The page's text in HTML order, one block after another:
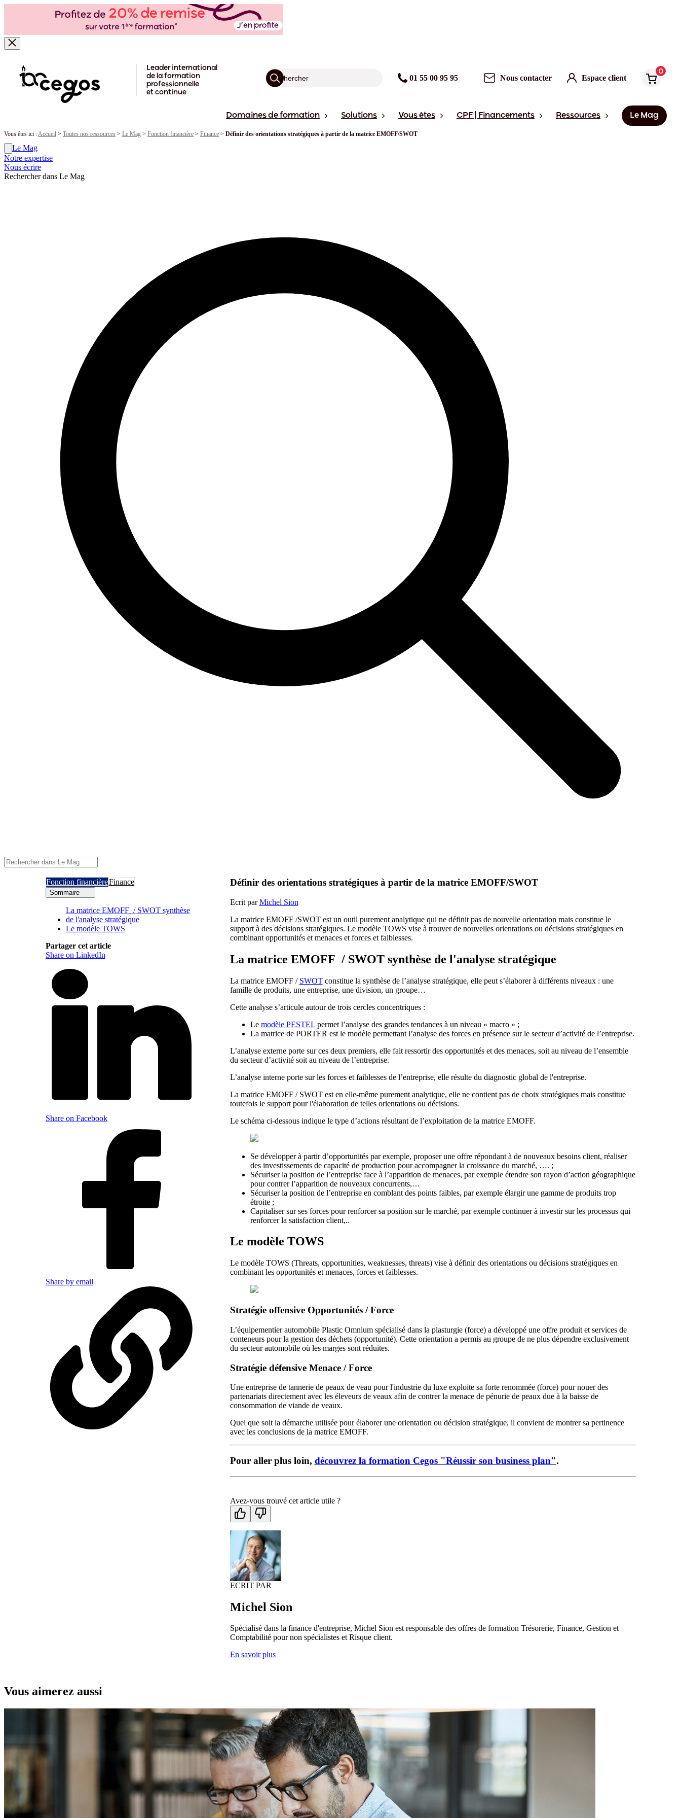
Leader international
de la formation
professionnelle
et continue
01 55 00 95 95 Nous contacter Espace client
0
Domaines de formation Solutions Vous êtes CPF | Financements Ressources Le Mag
Vous êtes ici :Accueil > Toutes nos ressources > Le Mag > Fonction financière > Finance > Définir des orientations stratégiques à partir de la matrice EMOFF/SWOT
Le Mag
Notre expertise
Nous écrire
Rechercher dans Le Mag
Fonction financièreFinance
Sommaire
La matrice EMOFF / SWOT synthèse
de l'analyse stratégique
Le modèle TOWS
Partager cet article
Share on LinkedIn
Share on Facebook
Share by email
Définir des orientations stratégiques à partir de la matrice EMOFF/SWOT
Ecrit parMichel Sion
La matrice EMOFF /SWOT est un outil purement analytique qui ne définit pas de nouvelle orientation mais constitue le
support à des décisions stratégiques. Le modèle TOWS vise à trouver de nouvelles orientations ou décisions stratégiques en
combinant opportunités et menaces et forces et faiblesses.
La matrice EMOFF / SWOT synthèse de l'analyse stratégique
La matrice EMOFF / SWOTconstitue la synthèse de l’analyse stratégique, elle peut s’élaborer à différents niveaux : une
famille de produits, une entreprise, une division, un groupe…
Cette analyse s’articule autour de trois cercles concentriques :
Le modèle PESTELpermet l’analyse des grandes tendances à un niveau « macro » ;
La matrice de PORTER est le modèle permettant l’analyse des forces en présence sur le secteur d’activité de l’entreprise.
L’analyse externe porte sur ces deux premiers, elle fait ressortir des opportunités et des menaces, soit au niveau de l’ensemble
du secteur d’activité soit au niveau de l’entreprise.
L’analyse interne porte sur les forces et faiblesses de l’entreprise, elle résulte du diagnostic global de l'entreprise.
La matrice EMOFF / SWOT est en elle-même purement analytique, elle ne contient pas de choix stratégiques mais constitue
toutefois le support pour l'élaboration de telles orientations ou décisions.
Le schéma ci-dessous indique le type d’actions résultant de l’exploitation de la matrice EMOFF.
Se développer à partir d’opportunités par exemple, proposer une offre répondant à de nouveaux besoins client, réaliser
des investissements de capacité de production pour accompagner la croissance du marché, …. ;
Sécuriser la position de l’entreprise face à l’apparition de menaces, par exemple étendre son rayon d’action géographique
pour contrer l’apparition de nouveaux concurrents,…
Sécuriser la position de l’entreprise en comblant des points faibles, par exemple élargir une gamme de produits trop
étroite ;
Capitaliser sur ses forces pour renforcer sa position sur le marché, par exemple continuer à investir sur les processus qui
renforcer la satisfaction client,..
Le modèle TOWS
Le modèle TOWS (Threats, opportunities, weaknesses, threats) vise à définir des orientations ou décisions stratégiques en
combinant les opportunités et menaces, forces et faiblesses.
Stratégie offensive Opportunités / Force
L’équipementier automobile Plastic Omnium spécialisé dans la plasturgie (force) a développé une offre produit et services de
conteneurs pour la gestion des déchets (opportunité). Cette orientation a permis au groupe de ne plus dépendre exclusivement
du secteur automobile où les marges sont réduites.
Stratégie défensive Menace / Force
Une entreprise de tannerie de peaux de veau pour l'industrie du luxe exploite sa forte renommée (force) pour nouer des
partenariats directement avec les éleveurs de veaux afin de contrer la menace de pénurie de peaux due à la baisse de
consommation de viande de veaux.
Quel que soit la démarche utilisée pour élaborer une orientation ou décision stratégique, il convient de montrer sa pertinence
avec les conclusions de la matrice EMOFF.
Pour aller plus loin, découvrez la formation Cegos "Réussir son business plan".
Avez-vous trouvé cet article utile ?
ECRIT PAR
Michel Sion
Spécialisé dans la finance d'entreprise, Michel Sion est responsable des offres de formation Trésorerie, Finance, Gestion et
Comptabilité pour non spécialistes et Risque client.
En savoir plus
Vous aimerez aussi